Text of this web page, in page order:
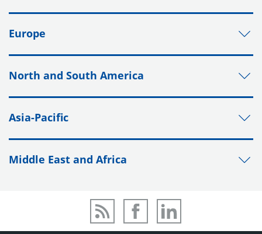
Europe
North and South America
Asia-Pacific
Middle East and Africa